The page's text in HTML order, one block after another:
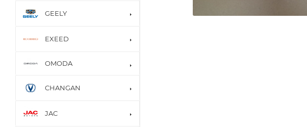
GEELY
EXEED
OMODA
CHANGAN
JAC